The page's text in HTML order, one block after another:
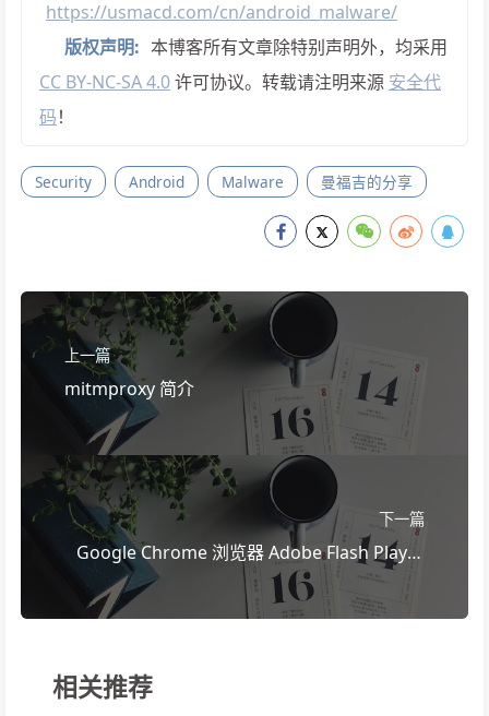
https://usmacd.com/cn/android_malware/
版权声明: 本博客所有文章除特别声明外，均采用
CC BY-NC-SA 4.0许可协议。转载请注明来源 安全代
码！
Security Android Malware 曼福吉的分享
上一篇
mitmproxy 简介
下一篇
Google Chrome 浏览器 Adobe Flash Player
升级
相关推荐